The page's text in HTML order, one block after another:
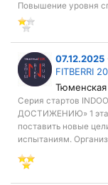
Повышение уровня
07.12.2025
FITBERRI
Тюменская
Серия стартов
ДОСТИЖЕНИЮ» 1
поставить новые
испытаниям.